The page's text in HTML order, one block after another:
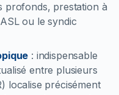
profonds, prestation à
ou le syndic
: indispensable
entre plusieurs
localise précisément